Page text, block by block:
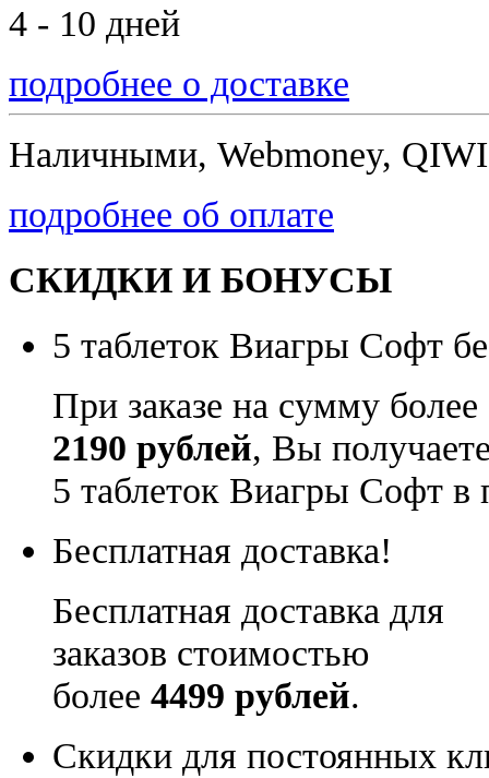
4 - 10 дней
подробнее о доставке
Наличными, Webmoney,
подробнее об оплате
СКИДКИ И БОНУСЫ
5 таблеток Виагры Софт
При заказе на сумму более
2190 рублей, Вы
5 таблеток Виагры Софт в
Бесплатная доставка!
Бесплатная доставка для
заказов стоимостью
более 4499 рублей.
Скидки для постоянных